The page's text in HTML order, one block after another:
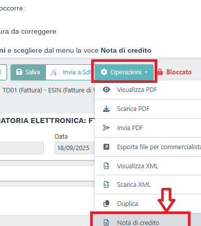
da correggere
e scegliere dal menu la voce Nota di credito